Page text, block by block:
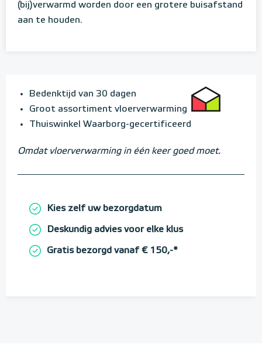
(bij)verwarmd worden door een grotere buisafstand
aan te houden.
Bedenktijd van 30 dagen
Groot assortiment vloerverwarming
Thuiswinkel Waarborg-gecertificeerd
Omdat vloerverwarming in één keer goed moet.
Kies zelf uw bezorgdatum
Deskundig advies voor elke klus
Gratis bezorgd vanaf € 150,-*